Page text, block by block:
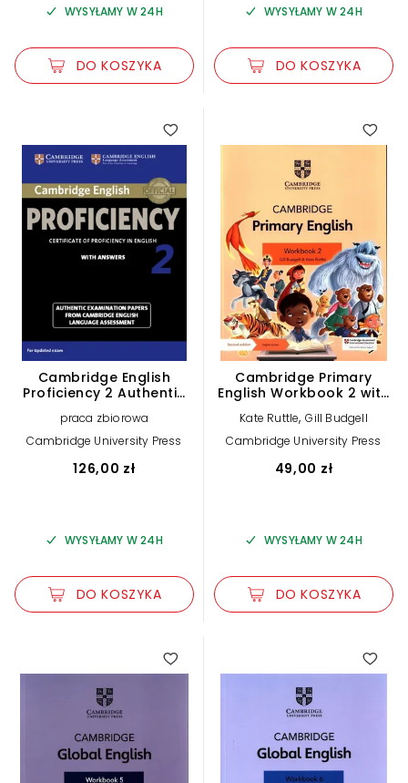
WYSYŁAMY W 24H
DO KOSZYKA
WYSYŁAMY W 24H
DO KOSZYKA
Cambridge English
Proficiency 2 Authentic
answers
praca zbiorowa
Cambridge University Press
126,00 zł
WYSYŁAMY W 24H
DO KOSZYKA
Cambridge Primary
English Workbook 2 with
Kate Ruttle,Gill Budgell
Cambridge University Press
49,00 zł
WYSYŁAMY W 24H
DO KOSZYKA